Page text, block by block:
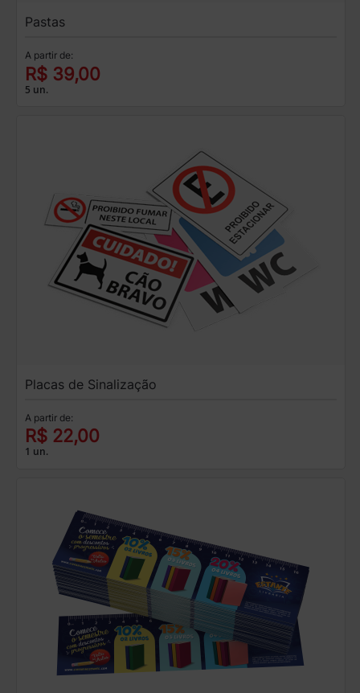
Pastas
A partir de:
R$ 39,00
5 un.
Placas de Sinalização
A partir de:
R$ 22,00
1 un.